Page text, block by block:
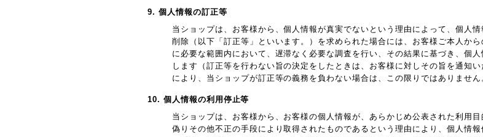
9. 個人情報の訂正等
当ショップは、お客様から、個人情報が真実でないという理由によって、個人
削除（以下「訂正等」といいます。）を求められた場合には、お客様ご本人か
に必要な範囲内において、遅滞なく必要な調査を行い、その結果に基づき、個
します（訂正等を行わない旨の決定をしたときは、お客様に対しその旨を通知
により、当ショップが訂正等の義務を負わない場合は、この限りではありません
10. 個人情報の利用停止等
当ショップは、お客様から、お客様の個人情報が、あらかじめ公表された利用
偽りその他不正の手段により取得されたものであるという理由により、個人情